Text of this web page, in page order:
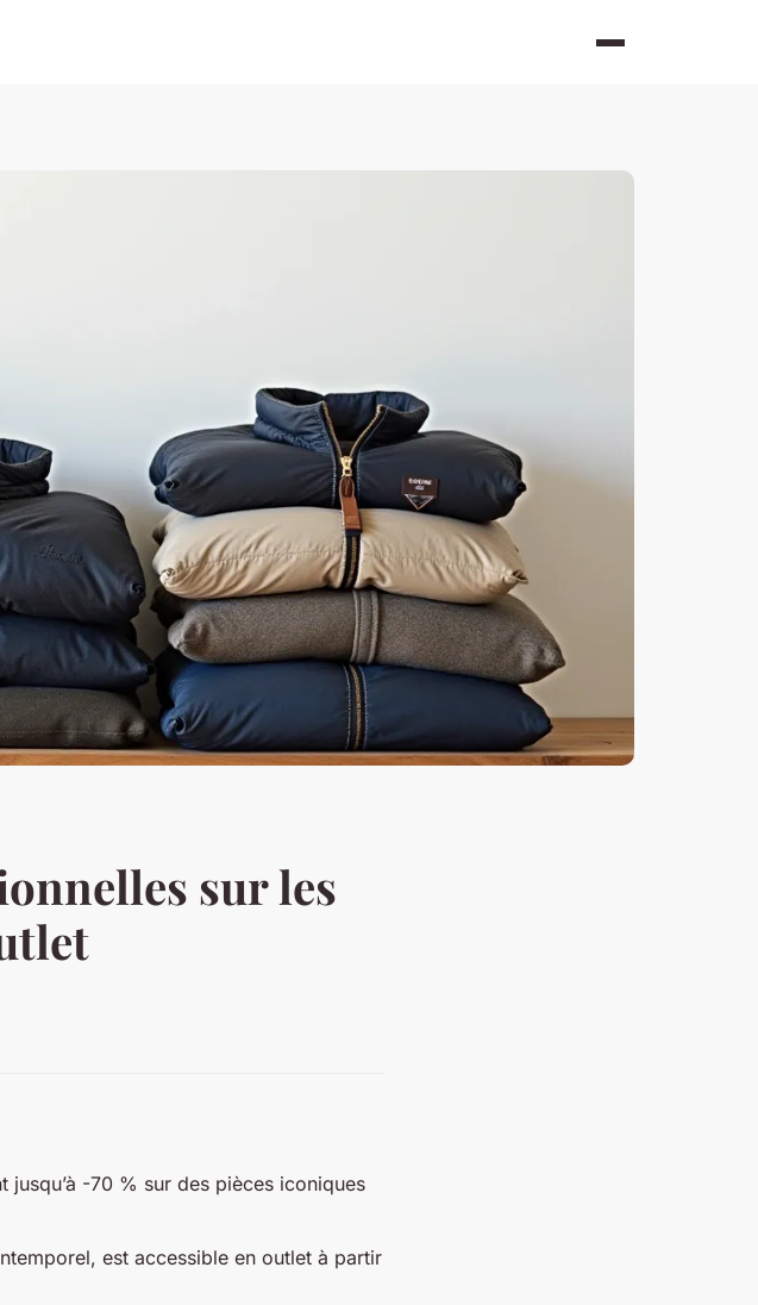
sur les
jusqu’à -70 % sur des pièces iconiques
est accessible en outlet à partir